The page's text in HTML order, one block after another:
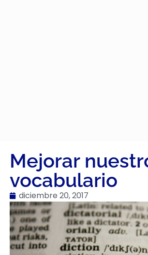
Mejorar
vocabulario
diciembre 20, 2017